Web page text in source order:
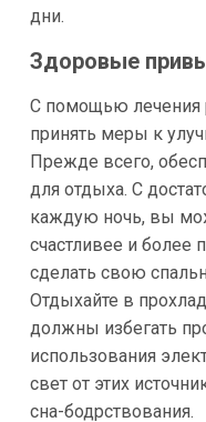
дни.
Здоровые
С помощью лечения
принять меры к
Прежде всего,
для отдыха. С
каждую ночь, вы
счастливее и
сделать свою
Отдыхайте в
должны избегать
использования
свет от этих
сна-бодрствования.